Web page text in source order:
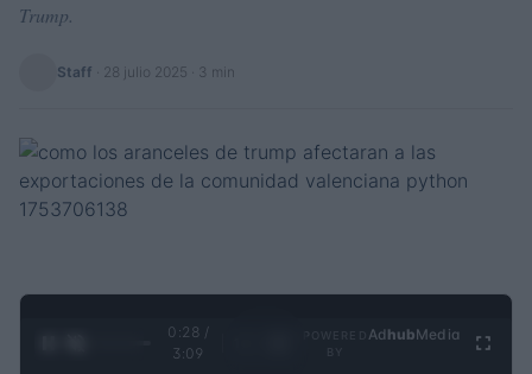
Trump.
Staff 28 julio 2025 · 3 min
0:28 /
3:09
Ad hubMedia